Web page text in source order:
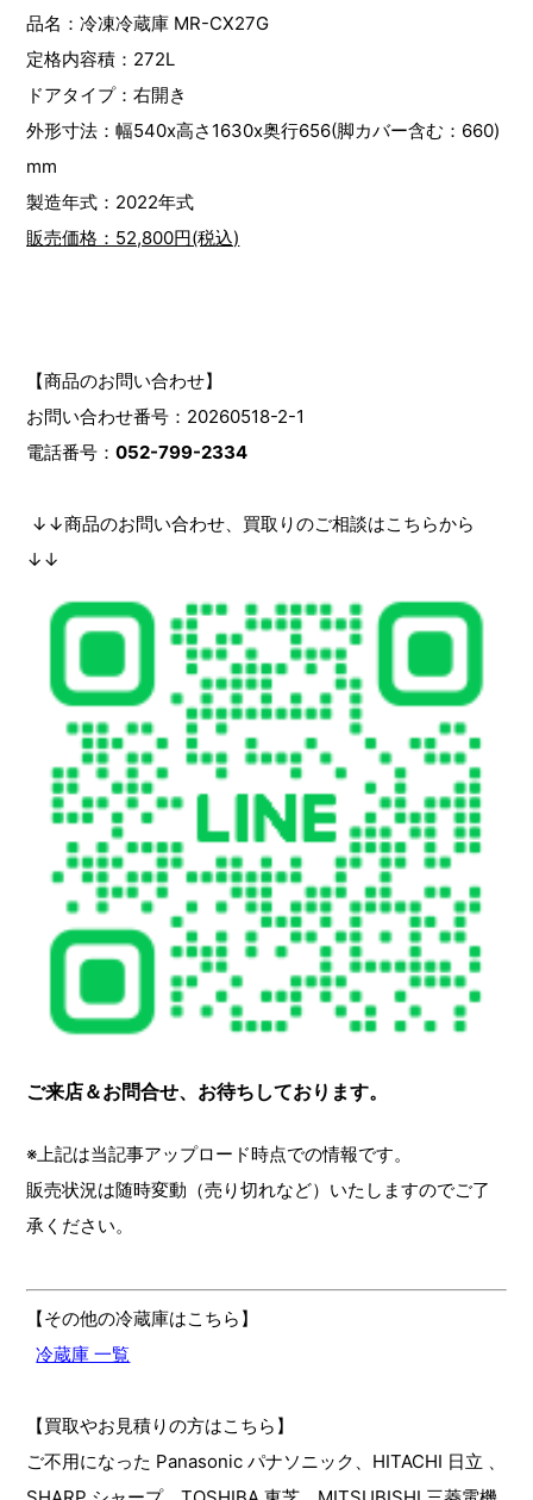
品名：冷凍冷蔵庫 MR-CX27G
定格内容積：272L
ドアタイプ：右開き
外形寸法：幅540x高さ1630x奥行656(脚カバー含む：660)
mm
製造年式：2022年式
販売価格：52,800円(税込)
【商品のお問い合わせ】
お問い合わせ番号：20260518-2-1
電話番号：052-799-2334
↓↓商品のお問い合わせ、買取りのご相談はこちらから
↓↓
ご来店＆お問合せ、お待ちしております。
※上記は当記事アップロード時点での情報です。
販売状況は随時変動（売り切れなど）いたしますのでご了
承ください。
【その他の冷蔵庫はこちら】
冷蔵庫 一覧
【買取やお見積りの方はこちら】
ご不用になった Panasonic パナソニック、HITACHI 日立 、